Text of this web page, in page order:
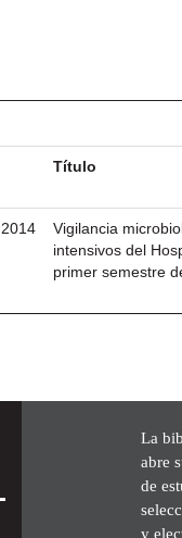
Título
2014
Vigilancia
intensivos del
primer semestre
La
abre
de
y